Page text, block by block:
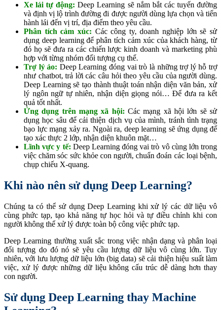
Xe lái tự động: Deep Learning sẽ nắm bắt các tuyến đường
và định vị lộ trình đường đi được người dùng lựa chọn và tiến
hành lái đến vị trí, địa điểm theo yêu cầu.
Phân tích cảm xúc: Các công ty, doanh nghiệp lớn sẽ sử
dụng deep learning để phân tích cảm xúc của khách hàng, từ
đó họ sẽ đưa ra các chiến lược kinh doanh và marketing phù
hợp với từng nhóm đối tượng cụ thể.
Trợ lý ảo: Deep Learning đóng vai trò là những trợ lý hỗ trợ
như chatbot, trả lời các câu hỏi theo yêu cầu của người dùng.
Deep Learning sẽ tạo thành thuật toán nhận diện văn bản, xử
lý ngôn ngữ tự nhiên, nhận diện giọng nói… Để đưa ra kết
quả tốt nhất.
Ứng dụng trên mạng xã hội: Các mạng xã hội lớn sẽ sử
dụng học sâu để cải thiện dịch vụ của mình, tránh tình trạng
bạo lực mạng xảy ra. Ngoài ra, deep learning sẽ ứng dụng để
tạo xác thực 2 lớp, nhận diện khuôn mặt…
Lĩnh vực y tế: Deep Learning đóng vai trò vô cùng lớn trong
việc chăm sóc sức khỏe con người, chuẩn đoán các loại bệnh,
chụp chiếu X-quang.
Khi nào nên sử dụng Deep Learning?
Chúng ta có thể sử dụng Deep Learning khi xử lý các dữ liệu vô
cùng phức tạp, tạo khả năng tự học hỏi và tự điều chỉnh khi con
người không thể xử lý được toàn bộ công việc phức tạp.
Deep Learning thường xuất sắc trong việc nhận dạng và phân loại
đối tượng do đó nó sẽ yêu cầu lượng dữ liệu vô cùng lớn. Tuy
nhiên, với lưu lượng dữ liệu lớn (big data) sẽ cải thiện hiệu suất làm
việc, xử lý được những dữ liệu không cấu trúc dễ dàng hơn thay
con người.
Sử dụng Deep Learning thay Machine